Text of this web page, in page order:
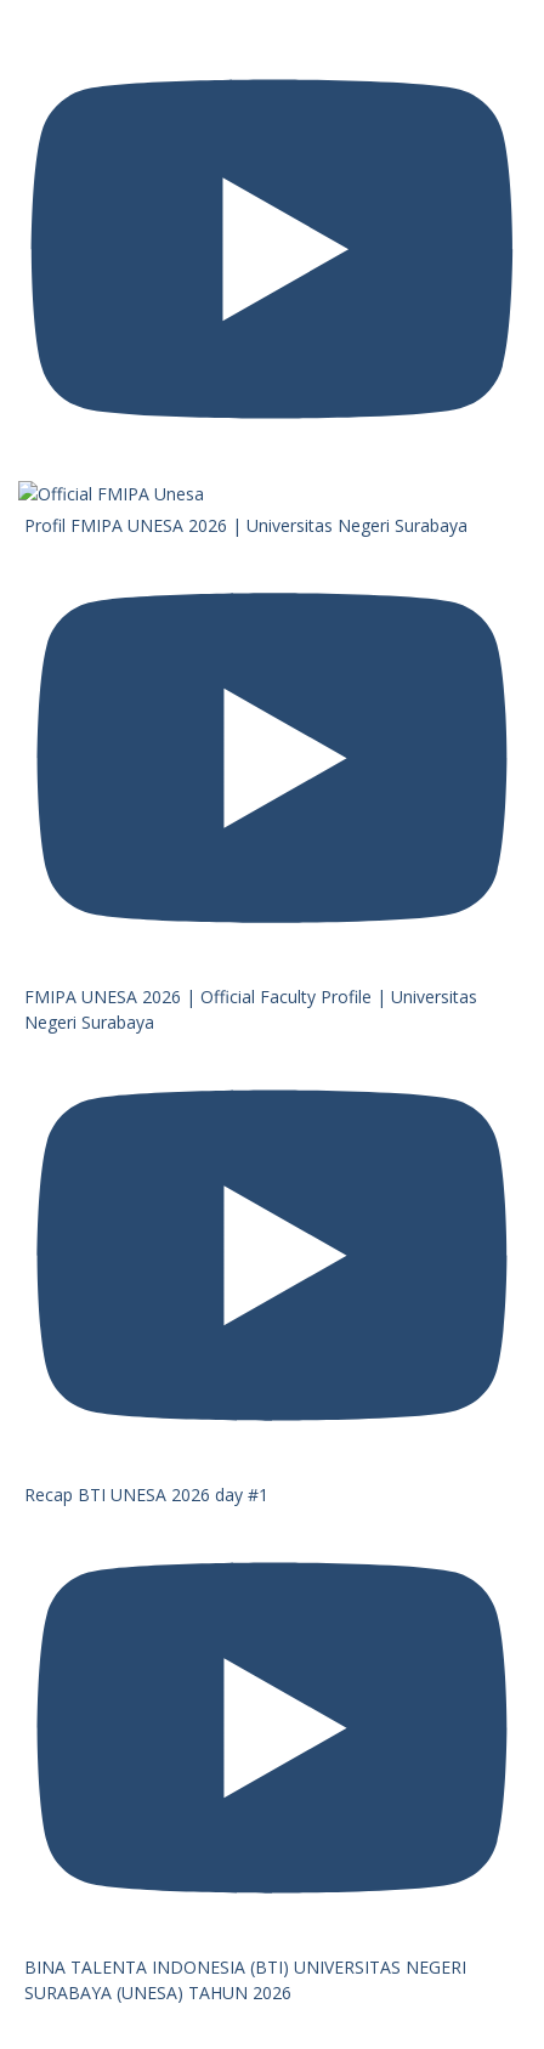
Profil FMIPA UNESA 2026 | Universitas Negeri Surabaya
FMIPA UNESA 2026 | Official Faculty Profile | Universitas
Negeri Surabaya
Recap BTI UNESA 2026 day #1
BINA TALENTA INDONESIA (BTI) UNIVERSITAS NEGERI
SURABAYA (UNESA) TAHUN 2026